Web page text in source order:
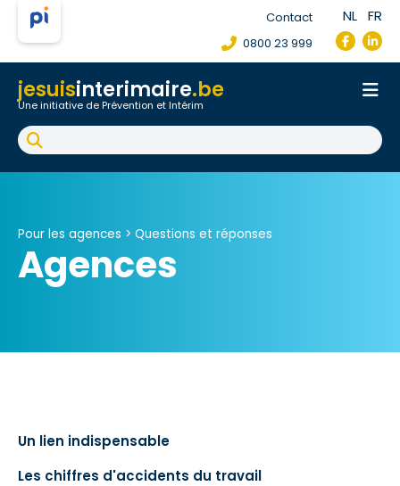
Contact
0800 23 999
NL FR
jesuisinterimaire.be
Une initiative de Prévention et Intérim
Accueil
Fiche de poste de travail
Accident du travail
Pour les agences > Questions et réponses
Agences
Un lien indispensable
Les chiffres d'accidents du travail